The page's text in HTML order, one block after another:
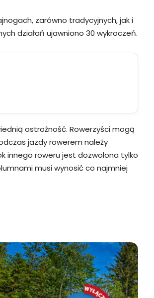
zarówno tradycyjnych, jak i
działań ujawniono 30 wykroczeń.
ostrożność. Rowerzyści mogą
jazdy rowerem należy
innego roweru jest dozwolona tylko
musi wynosić co najmniej